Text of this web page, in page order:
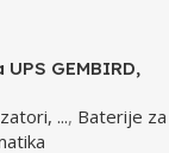
GEMBIRD,
..., Baterije za